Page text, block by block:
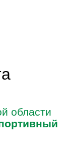
области